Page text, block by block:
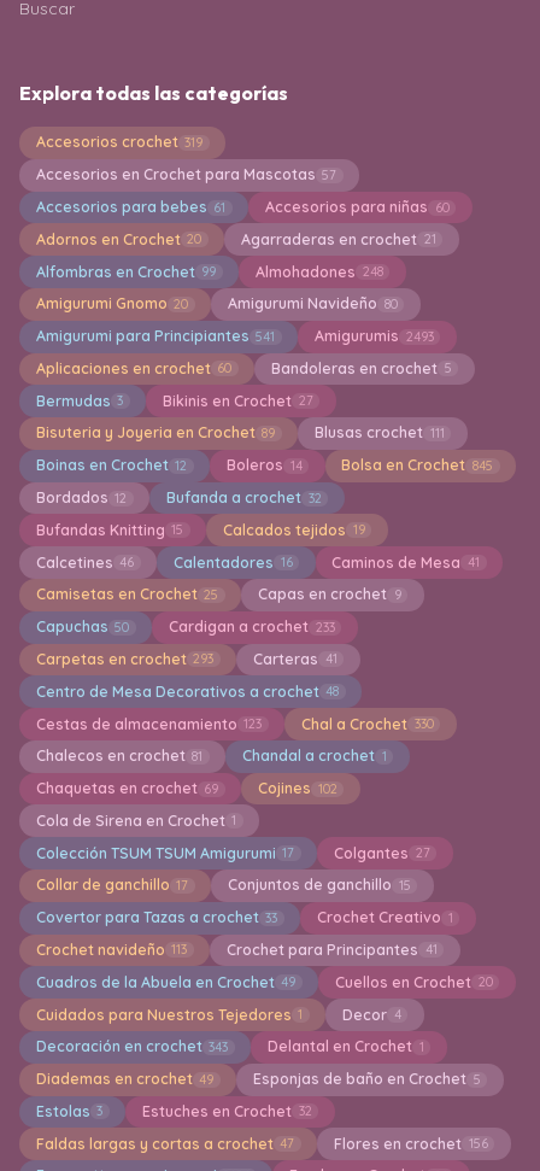
Buscar
Explora todas las categorías
Accesorios crochet 319
Accesorios en Crochet para Mascotas 57
Accesorios para bebes 61 Accesorios para niñas 60
Adornos en Crochet 20 Agarraderas en crochet 21
Alfombras en Crochet 99 Almohadones 248
Amigurumi Gnomo 20 Amigurumi Navideño 80
Amigurumi para Principiantes 541 Amigurumis 2493
Aplicaciones en crochet 60 Bandoleras en crochet 5
Bermudas 3 Bikinis en Crochet 27
Bisuteria y Joyeria en Crochet 89 Blusas crochet 111
Boinas en Crochet 12 Boleros 14 Bolsa en Crochet 845
Bordados 12 Bufanda a crochet 32
Bufandas Knitting 15 Calcados tejidos 19
Calcetines 46 Calentadores 16 Caminos de Mesa 41
Camisetas en Crochet 25 Capas en crochet 9
Capuchas 50 Cardigan a crochet 233
Carpetas en crochet 293 Carteras 41
Centro de Mesa Decorativos a crochet 48
Cestas de almacenamiento 123 Chal a Crochet 330
Chalecos en crochet 81 Chandal a crochet 1
Chaquetas en crochet 69 Cojines 102
Cola de Sirena en Crochet 1
Colección TSUM TSUM Amigurumi 17 Colgantes 27
Collar de ganchillo 17 Conjuntos de ganchillo 15
Covertor para Tazas a crochet 33 Crochet Creativo 1
Crochet navideño 113 Crochet para Principantes 41
Cuadros de la Abuela en Crochet 49 Cuellos en Crochet 20
Cuidados para Nuestros Tejedores 1 Decor 4
Decoración en crochet 343 Delantal en Crochet 1
Diademas en crochet 49 Esponjas de baño en Crochet 5
Estolas 3 Estuches en Crochet 32
Faldas largas y cortas a crochet 47 Flores en crochet 156